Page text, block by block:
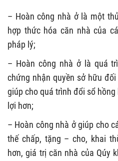
– Hoàn công nhà ở là một
hợp thức hóa căn nhà của
pháp lý;
– Hoàn công nhà ở là quá
chứng nhận quyền sở hữu
giúp cho quá trình đổi sổ
lợi hơn;
– Hoàn công nhà ở giúp cho
thế chấp, tặng – cho, khai
hơn, giá trị căn nhà của Qúy